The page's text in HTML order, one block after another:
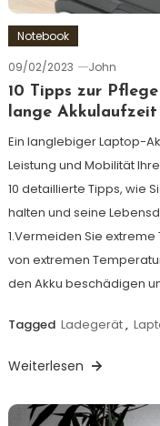
Notebook
09/02/2023
John
10 Tipps zur
lange Akkulaufzeit
Ein langlebiger Laptop-
Leistung und Mobilität
10 detaillierte Tipps, wie
halten und seine
1.Vermeiden Sie
von extremen
den Akku beschädigen
Tagged Ladegerät,
Weiterlesen